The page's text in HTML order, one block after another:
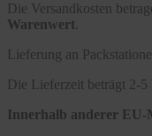
Die Versandkosten
Warenwert
Lieferung an
Die Lieferzeit beträgt 2-5
Innerhalb anderer EU-